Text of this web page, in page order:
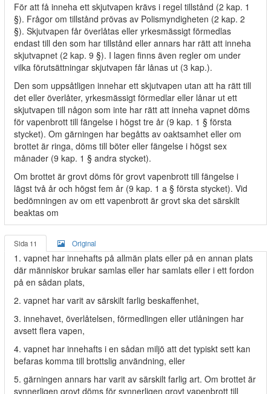
För att få inneha ett skjutvapen krävs i regel tillstånd (2 kap. 1
§). Frågor om tillstånd prövas av Polismyndigheten (2 kap. 2
§). Skjutvapen får överlåtas eller yrkesmässigt förmedlas
endast till den som har tillstånd eller annars har rätt att inneha
skjutvapnet (2 kap. 9 §). I lagen finns även regler om under
vilka förutsättningar skjutvapen får lånas ut (3 kap.).
Den som uppsåtligen innehar ett skjutvapen utan att ha rätt till
det eller överlåter, yrkesmässigt förmedlar eller lånar ut ett
skjutvapen till någon som inte har rätt att inneha vapnet döms
för vapenbrott till fängelse i högst tre år (9 kap. 1 § första
stycket). Om gärningen har begåtts av oaktsamhet eller om
brottet är ringa, döms till böter eller fängelse i högst sex
månader (9 kap. 1 § andra stycket).
Om brottet är grovt döms för grovt vapenbrott till fängelse i
lägst två år och högst fem år (9 kap. 1 a § första stycket). Vid
bedömningen av om ett vapenbrott är grovt ska det särskilt
beaktas om
Sida 11 Original
1. vapnet har innehafts på allmän plats eller på en annan plats
där människor brukar samlas eller har samlats eller i ett fordon
på en sådan plats,
2. vapnet har varit av särskilt farlig beskaffenhet,
3. innehavet, överlåtelsen, förmedlingen eller utlåningen har
avsett flera vapen,
4. vapnet har innehafts i en sådan miljö att det typiskt sett kan
befaras komma till brottslig användning, eller
5. gärningen annars har varit av särskilt farlig art. Om brottet är
synnerligen grovt döms för synnerligen grovt vapenbrott till